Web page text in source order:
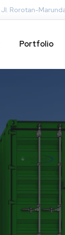
Jl. Rorotan-
Portfolio